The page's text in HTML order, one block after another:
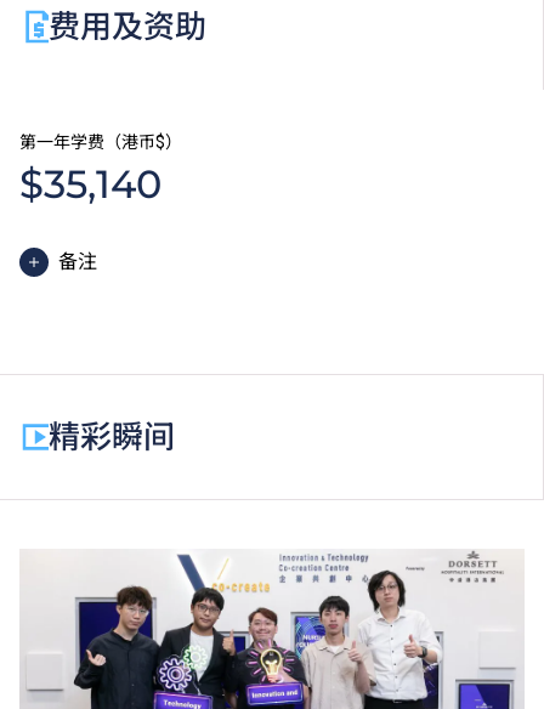
费用及资助
第一年学费（港币$）
$35,140
备注
除学费外，学生须缴交其他费用如保证金及学生会年
费。
学费水平会每年检讨。课程第二年学费水平会因应通胀
及有关因素作调整。
以上资料只适用于本地学生 。
精彩瞬间